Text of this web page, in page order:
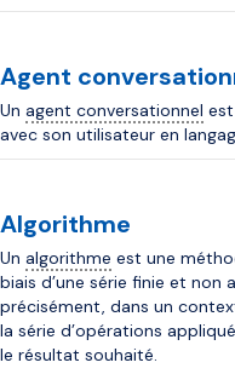
Agent
Un agent conversationnel
avec son utilisateur en
Algorithme
Un algorithme est une
biais d’une série finie et non
précisément, dans un
la série d’opérations
le résultat souhaité.